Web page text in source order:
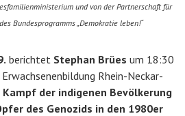
und von der Partnerschaft für
Bundesprogramms „Demokratie leben!“
berichtet Stephan Brües um 18:30
Rhein-Neckar-
Kampf der indigenen Bevölkerung
des Genozids in den 1980er